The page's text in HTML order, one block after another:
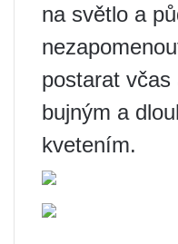
na světlo a
postarat
bujným a
kvetením.